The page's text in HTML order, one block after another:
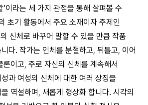
’이라는 세 가지 관점을 통해 살펴볼 수
초기 활동에서 주요 소재이자 주제인
신체로 바꾸어 말할 수 있을 만큼 작품
다. 작가는 인체를 분절하고, 뒤틀고, 이어
이고, 주로 자신의 신체를 계속해서
과 여성의 신체에 대한 여러 상징을
역설하며, 새롭게 형상화 합니다. 시각의